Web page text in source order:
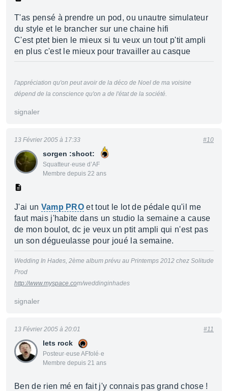
T'as pensé à prendre un pod, ou unautre simulateur
du style et le brancher sur une chaine hifi
C'est ptet bien le mieux si tu veux un tout p'tit ampli
en plus c'est le mieux pour travailler au casque
l'appréciation qu'on peut avoir de la déco de Noel de ma voisine
dépend de la conscience qu'on a de l'état de la société.
signaler
sorgen :shoot:
Squatteur·euse d’AF
Membre depuis 22 ans
13 Février 2005 à 17:33 #10
J'ai un Vamp PRO et tout le lot de pédale qu'il me
faut mais j'habite dans un studio la semaine a cause
de mon boulot, dc je veux un ptit ampli qui n'est pas
un son dégueulasse pour joué la semaine.
Wedding In Hades, 2ème album prévu au Printemps 2012 chez Solitude
Prod
http://www.myspace.com/weddinginhades
signaler
lets rock
Posteur·euse AFfolé·e
Membre depuis 21 ans
13 Février 2005 à 20:01 #11
Ben de rien mé en fait j'y connais pas grand chose !